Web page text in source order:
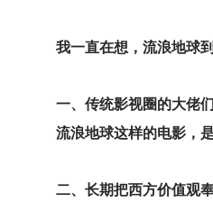
我一直在想，流浪地球
一、传统影视圈的大佬
流浪地球这样的电影，
二、长期把西方价值观